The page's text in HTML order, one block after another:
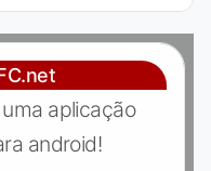
aplicação
android!